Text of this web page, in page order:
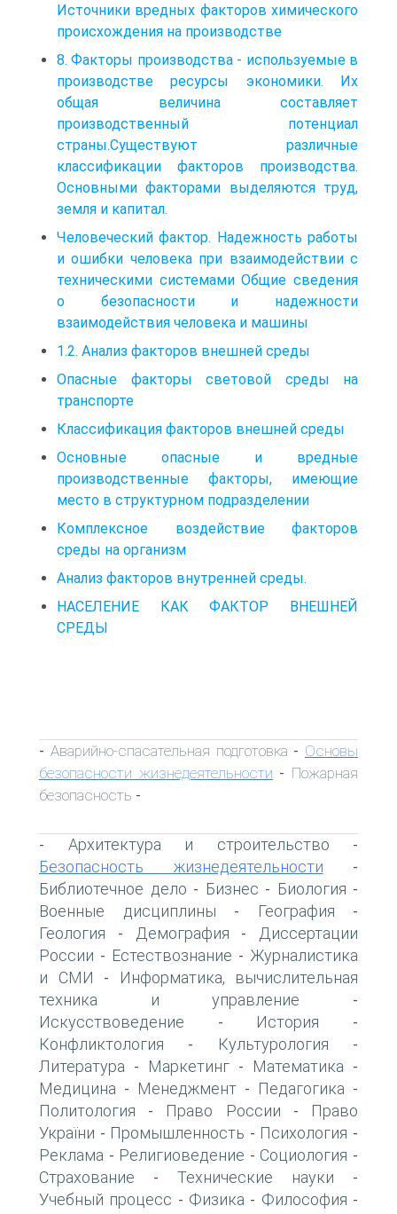
Источники вредных факторов химического
происхождения на производстве
8. Факторы производства - используемые в
производстве ресурсы экономики. Их
общая величина составляет
производственный потенциал
страны.Существуют различные
классификации факторов производства.
Основными факторами выделяются труд,
земля и капитал.
Человеческий фактор. Надежность работы
и ошибки человека при взаимодействии с
техническими системами Общие сведения
о безопасности и надежности
взаимодействия человека и машины
1.2. Анализ факторов внешней среды
Опасные факторы световой среды на
транспорте
Классификация факторов внешней среды
Основные опасные и вредные
производственные факторы, имеющие
место в структурном подразделении
Комплексное воздействие факторов
среды на организм
Анализ факторов внутренней среды.
НАСЕЛЕНИЕ КАК ФАКТОР ВНЕШНЕЙ
СРЕДЫ
- Аварийно-спасательная подготовка - Основы
безопасности жизнедеятельности - Пожарная
безопасность -
- Архитектура и строительство -
Безопасность жизнедеятельности -
Библиотечное дело - Бизнес - Биология -
Военные дисциплины - География -
Геология - Демография -
Диссертации
России - Естествознание - Журналистика
и СМИ -
Информатика, вычислительная
техника и управление -
Искусствоведение - История -
Конфликтология - Культурология -
Литература - Маркетинг - Математика -
Медицина - Менеджмент - Педагогика -
Политология - Право России -
Право
України - Промышленность - Психология -
Реклама - Религиоведение - Социология -
Страхование - Технические науки -
Учебный процесс - Физика - Философия -